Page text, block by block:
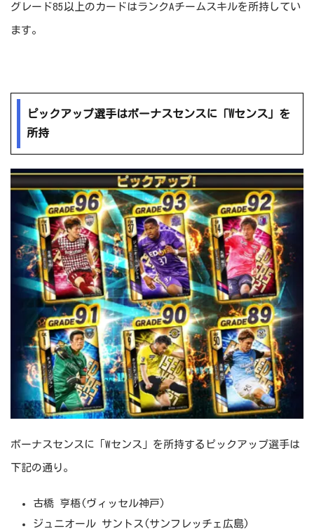
グレード85以上のカードはランクAチームスキルを所持してい
ます。
ピックアップ選手はボーナスセンスに「Wセンス」を
所持
ボーナスセンスに「Wセンス」を所持するピックアップ選手は
下記の通り。
古橋 亨梧(ヴィッセル神戸)
ジュニオール サントス(サンフレッチェ広島)